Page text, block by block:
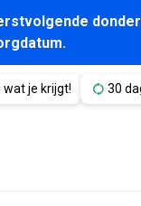
wat je krijgt! 30